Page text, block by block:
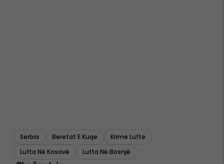
Serbia Beretat E Kuqe
Krime Lufte
Lufta Në Kosovë
Lufta Në Bosnjë